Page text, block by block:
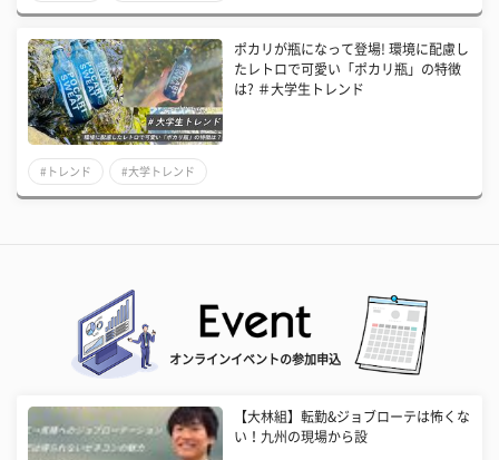
ポカリが瓶になって登場! 環境に配慮し
たレトロで可愛い「ポカリ瓶」の特徴
は? ＃大学生トレンド
#トレンド #大学トレンド
オンラインイベントの参加申込
【大林組】転勤&ジョブローテは怖くな
い！九州の現場から設